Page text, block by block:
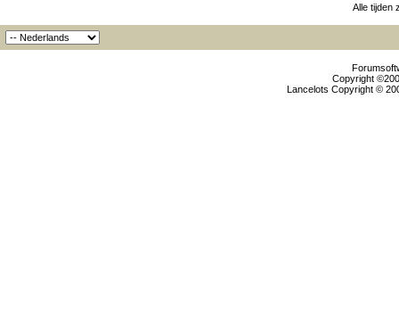
Alle tijden
Copyright
Lancelots Copyright ©